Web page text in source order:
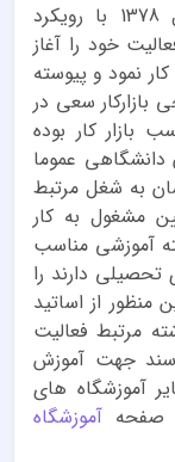
از سال 1378 با رویکرد
خود را آغاز
نمود و پیوسته
بازارکار سعی در
بازار کار بوده
دانشگاهی عموما
به شغل مرتبط
مشغول به کار
آموزشی مناسب
دارند را
منظور از اساتید
مرتبط فعالیت
جهت آموزش
آموزشگاه های
صفحه آموزشگاه